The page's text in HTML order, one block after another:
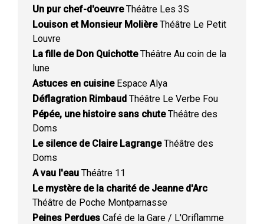
Un pur chef-d'oeuvreThéâtre Les 3S
Louison et Monsieur MolièreThéâtre Le Petit
Louvre
La fille de Don QuichotteThéâtre Au coin de la
lune
Astuces en cuisineEspace Alya
Déflagration Rimbaud Théâtre Le Verbe Fou
Pépée, une histoire sans chuteThéâtre des
Doms
Le silence de Claire LagrangeThéâtre des
Doms
A vau l'eau Théâtre 11
Le mystère de la charité de Jeanne d'Arc
Théâtre de Poche Montparnasse
Peines Perdues Café de la Gare / L'Oriflamme